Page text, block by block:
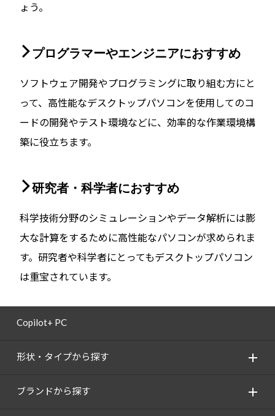
ょう。
プログラマーやエンジニアにおすすめ
ソフトウェア開発やプログラミングに取り組む方にと
って、高性能なデスクトップパソコンを使用してのコ
ードの開発やテスト環境などに、効率的な作業環境構
築に役立ちます。
研究者・科学者におすすめ
科学技術分野のシミュレーションやデータ解析には膨
大な計算をするために高性能なパソコンが求められま
す。研究者や科学者にとってもデスクトップパソコン
は重宝されています。
Copilot+ PC
形状・タイプから探す
ブランドから探す